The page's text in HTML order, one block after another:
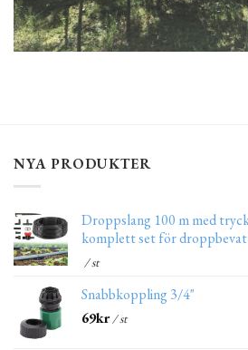
NYA PRODUKTER
Droppslang 100 m med
komplett set för
/ st
Snabbkoppling 3/4"
69kr/ st